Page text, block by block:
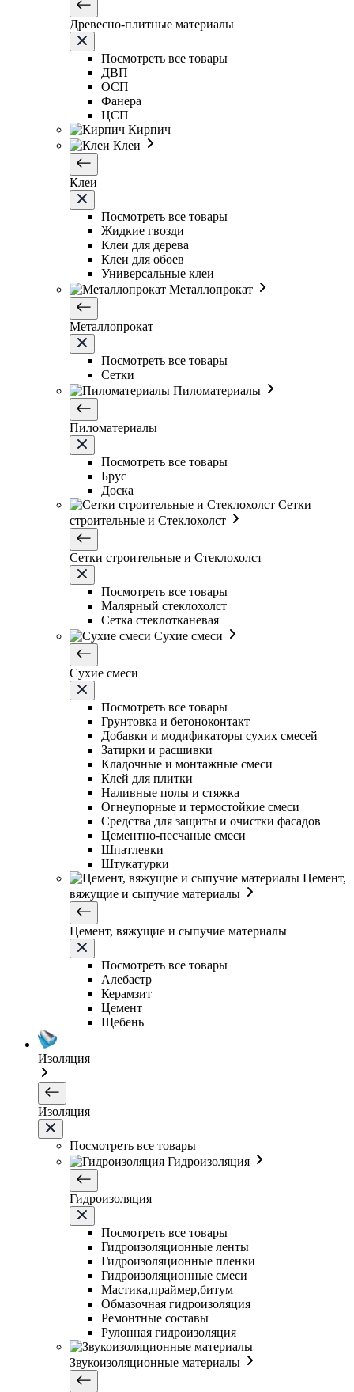
Древесно-плитные материалы
Посмотреть все товары
ДВП
ОСП
Фанера
ЦСП
Кирпич
Клеи
Клеи
Посмотреть все товары
Жидкие гвозди
Клеи для дерева
Клеи для обоев
Универсальные клеи
Металлопрокат
Металлопрокат
Посмотреть все товары
Сетки
Пиломатериалы
Пиломатериалы
Посмотреть все товары
Брус
Доска
Сетки
строительные и Стеклохолст
Сетки строительные и Стеклохолст
Посмотреть все товары
Малярный стеклохолст
Сетка стеклотканевая
Сухие смеси
Сухие смеси
Посмотреть все товары
Грунтовка и бетоноконтакт
Добавки и модификаторы сухих смесей
Затирки и расшивки
Кладочные и монтажные смеси
Клей для плитки
Наливные полы и стяжка
Огнеупорные и термостойкие смеси
Средства для защиты и очистки фасадов
Цементно-песчаные смеси
Шпатлевки
Штукатурки
Цемент,
вяжущие и сыпучие материалы
Цемент, вяжущие и сыпучие материалы
Посмотреть все товары
Алебастр
Керамзит
Цемент
Щебень
Изоляция
Изоляция
Посмотреть все товары
Гидроизоляция
Гидроизоляция
Посмотреть все товары
Гидроизоляционные ленты
Гидроизоляционные пленки
Гидроизоляционные смеси
Мастика,праймер,битум
Обмазочная гидроизоляция
Ремонтные составы
Рулонная гидроизоляция
Звукоизоляционные материалы